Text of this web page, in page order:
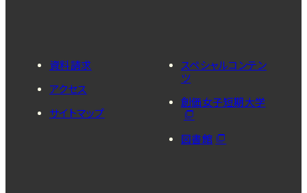
資料請求
アクセス
サイトマップ
スペシャルコンテン
ツ
創価女子短期大学
図書館